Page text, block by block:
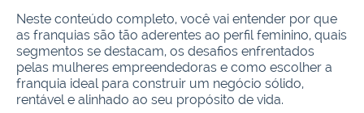
Neste conteúdo completo, você vai entender por que
as franquias são tão aderentes ao perfil feminino, quais
segmentos se destacam, os desafios enfrentados
pelas mulheres empreendedoras e como escolher a
franquia ideal para construir um negócio sólido,
rentável e alinhado ao seu propósito de vida.